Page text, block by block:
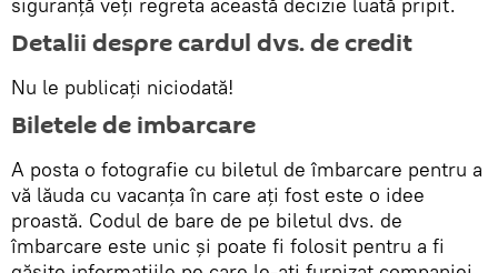
Detalii despre cardul dvs. de credit
Nu le publicați niciodată!
Biletele de imbarcare
A posta o fotografie cu biletul de îmbarcare pentru a
vă lăuda cu vacanţa în care aţi fost este o idee
proastă. Codul de bare de pe biletul dvs. de
îmbarcare este unic și poate fi folosit pentru a fi